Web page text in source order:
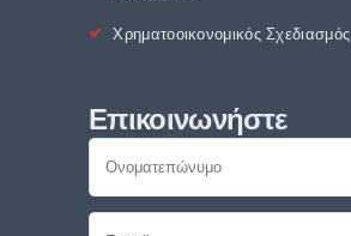
Χρηματοοικονομικός Σχεδιασμός
Επικοινωνήστε